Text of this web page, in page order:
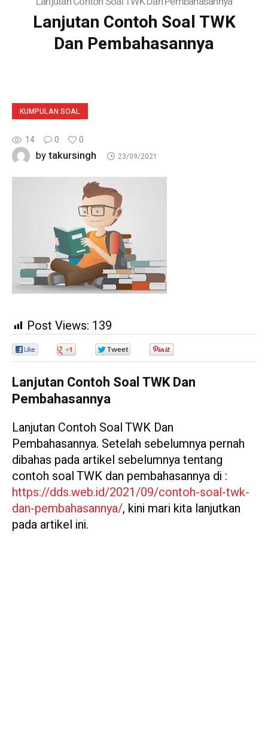
Lanjutan Contoh Soal TWK
Dan Pembahasannya
KUMPULAN SOAL
14 0 0
bytakursingh 23/09/2021
Post Views: 139
Lanjutan Contoh Soal TWK Dan
Pembahasannya
Lanjutan Contoh Soal TWK Dan
Pembahasannya. Setelah sebelumnya pernah
dibahas pada artikel sebelumnya tentang
contoh soal TWK dan pembahasannya di :
https://dds.web.id/2021/09/contoh-soal-twk-
dan-pembahasannya/, kini mari kita lanjutkan
pada artikel ini.